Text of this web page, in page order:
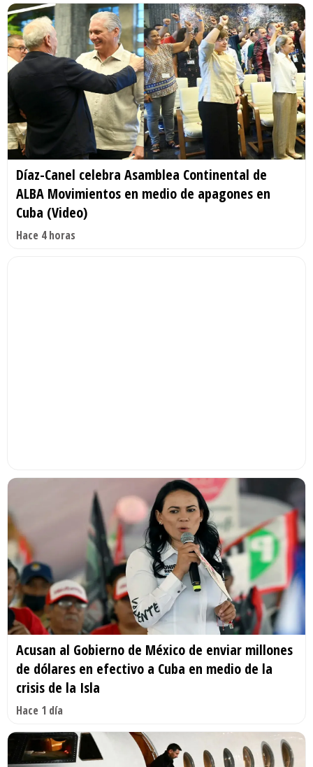
Díaz-Canel celebra Asamblea Continental de
ALBA Movimientos en medio de apagones en
Cuba (Video)
Hace 4 horas
Acusan al Gobierno de México de enviar millones
de dólares en efectivo a Cuba en medio de la
crisis de la Isla
Hace 1 día